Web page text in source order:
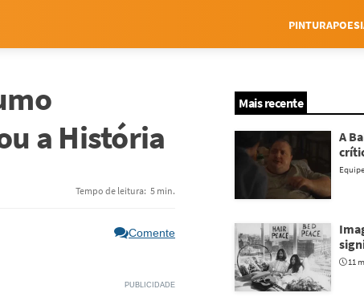
PINTURA
a História
Tempo de leitura: 5 min.
Comente
Mais recente
A
11